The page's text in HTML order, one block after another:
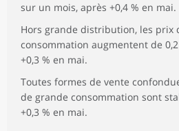
sur un mois, après +0,4 % en mai.
Hors grande distribution, les prix
consommation augmentent de
+0,3 % en mai.
Toutes formes de vente
de grande consommation sont
+0,3 % en mai.